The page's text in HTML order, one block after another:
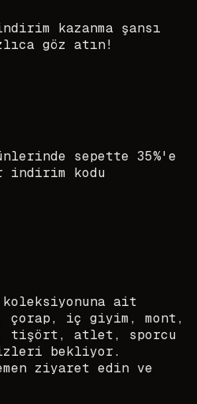
kazanma şansı
göz atın!
sepette 35%'e
indirim kodu
koleksiyonuna ait
çorap, iç giyim, mont,
tişört, atlet, sporcu
bekliyor.
ziyaret edin ve